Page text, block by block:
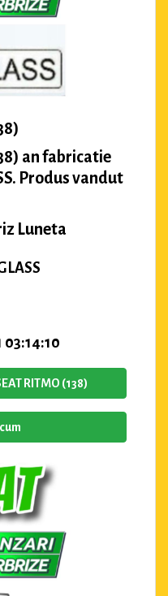
an fabricatie
Produs vandut
Luneta
03:14:10
RITMO (138)